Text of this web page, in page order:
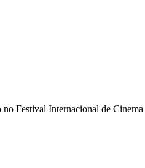
Festival Internacional de